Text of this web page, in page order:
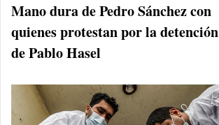
Mano dura de Pedro Sánchez con
quienes protestan por la detención
de Pablo Hasel